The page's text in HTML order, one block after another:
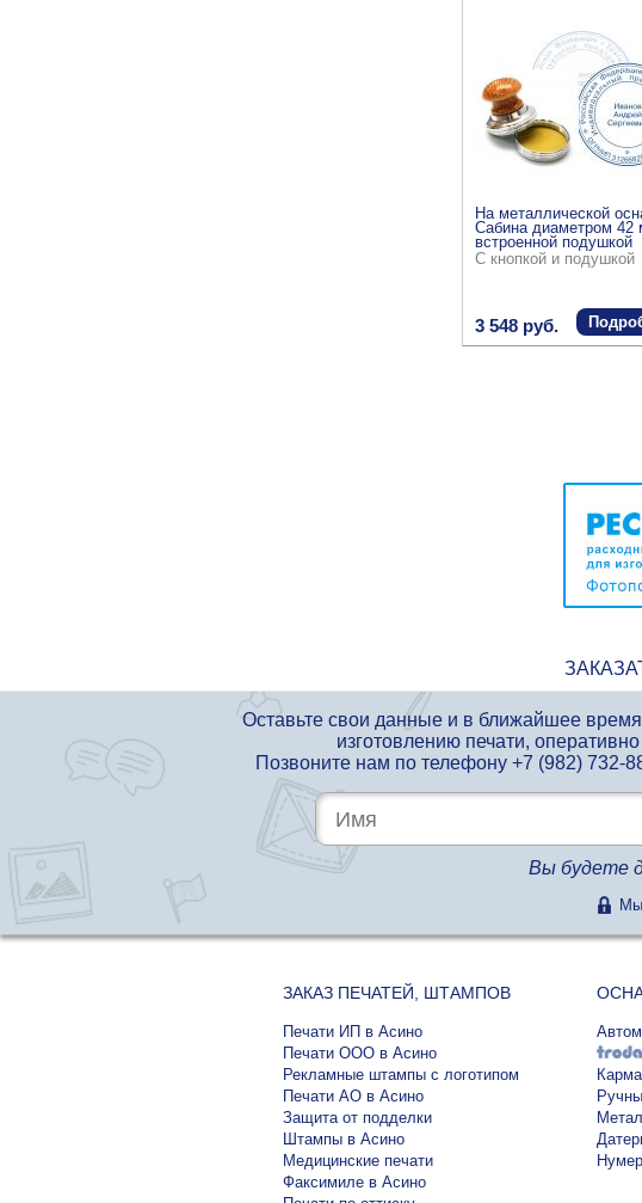
На металлической
Сабина диаметром 42
встроенной подушкой
С кнопкой и подушкой
3 548 руб.
Оставьте свои данные и в ближайшее
изготовлению печати,
Позвоните нам по телефону +7 (982) 732-
Вы будете
Мы
ЗАКАЗ ПЕЧАТЕЙ, ШТАМПОВ
Печати ИП в Асино
Печати ООО в Асино
Рекламные штампы с логотипом
Печати АО в Асино
Защита от подделки
Штампы в Асино
Медицинские печати
Факсимиле в Асино